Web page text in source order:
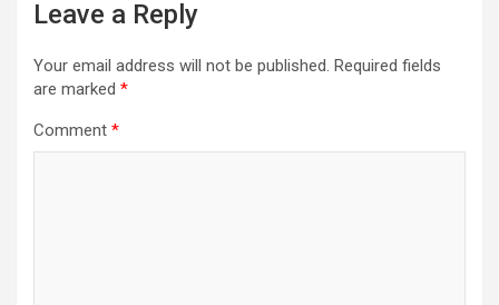
Leave a Reply
Your email address will not be published. Required fields
are marked *
Comment *